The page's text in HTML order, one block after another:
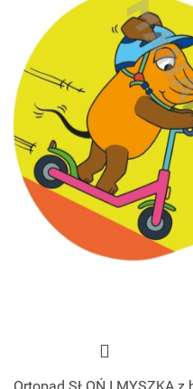
Ortopad SŁOŃ I MYSZKA z